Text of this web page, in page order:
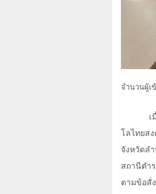
จำนวนผู้เ
เ
โลไทยส
จังหวัดลำ
สถานีตำ
ตามข้อสั่